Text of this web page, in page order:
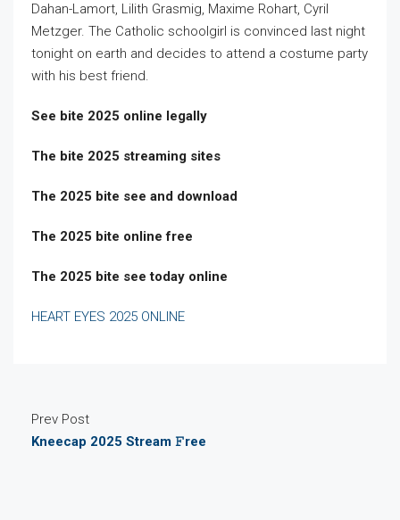
Dahan-Lamort, Lilith Grasmig, Maxime Rohart, Cyril
Metzger. The Catholic schoolgirl is convinced last night
tonight on earth and decides to attend a costume party
with his best friend.
See bite 2025 online legally
The bite 2025 streaming sites
The 2025 bite see and download
The 2025 bite online free
The 2025 bite see today online
HEART EYES 2025 ONLINE
Prev Post
Kneecap 2025 Stream 𝙵ree